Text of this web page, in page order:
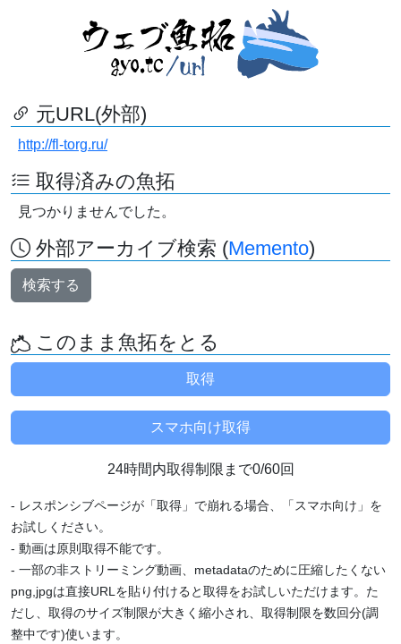
元URL(外部)
http://fl-torg.ru/
取得済みの魚拓
見つかりませんでした。
外部アーカイブ検索 (Memento)
検索する
このまま魚拓をとる
24時間内取得制限まで0/60回
- レスポンシブページが「取得」で崩れる場合、「スマホ向け」を
お試しください。
- 動画は原則取得不能です。
- 一部の非ストリーミング動画、metadataのために圧縮したくない
png,jpgは直接URLを貼り付けると取得をお試しいただけます。た
だし、取得のサイズ制限が大きく縮小され、取得制限を数回分(調
整中です)使います。